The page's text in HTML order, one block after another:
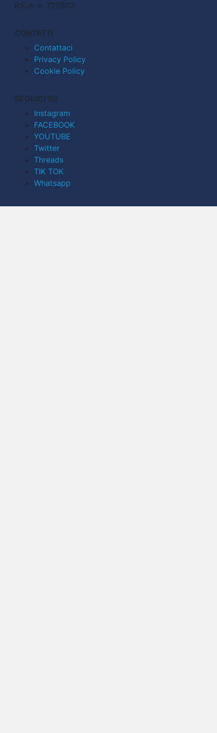
R.E.A. n. 727803
CONTATTI
Contattaci
Privacy Policy
Cookie Policy
SEGUICI SU
Instagram
FACEBOOK
YOUTUBE
Twitter
Threads
TIK TOK
Whatsapp